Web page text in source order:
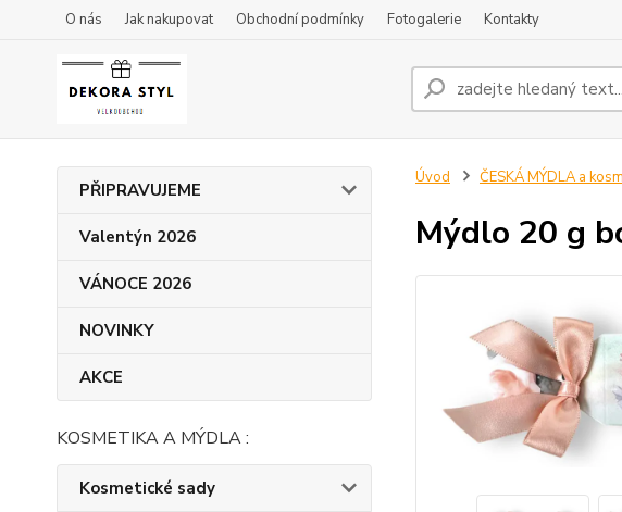
O nás Jak nakupovat Obchodní podmínky Fotogalerie Kontakty
PŘIPRAVUJEME
Valentýn 2026
VÁNOCE 2026
NOVINKY
AKCE
KOSMETIKA A MÝDLA :
Kosmetické sady
Úvod ČESKÁ MÝDLA a
Mýdlo 20 g